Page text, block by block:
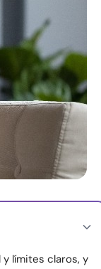
límites claros, y